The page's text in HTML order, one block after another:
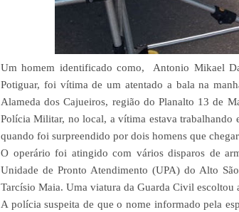
Um homem identificado como, Antonio Mikael
Potiguar, foi vítima de um atentado a bala na
Alameda dos Cajueiros, região do Planalto 13 de
Polícia Militar, no local, a vítima estava trabalhando
quando foi surpreendido por dois homens que
O operário foi atingido com vários disparos de
Unidade de Pronto Atendimento (UPA) do Alto
Tarcísio Maia. Uma viatura da Guarda Civil escoltou
A polícia suspeita de que o nome informado pela